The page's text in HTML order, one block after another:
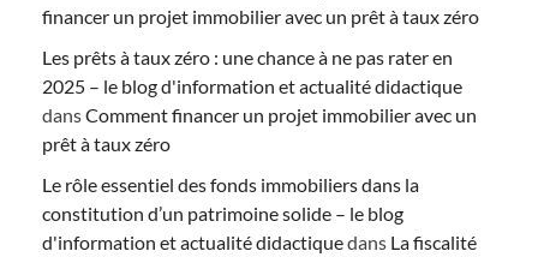
financer un projet immobilier avec un prêt à taux zéro
Les prêts à taux zéro : une chance à ne pas rater en
2025 – le blog d'information et actualité didactique
dansComment financer un projet immobilier avec un
prêt à taux zéro
Le rôle essentiel des fonds immobiliers dans la
constitution d’un patrimoine solide – le blog
d'information et actualité didactiquedans La fiscalité